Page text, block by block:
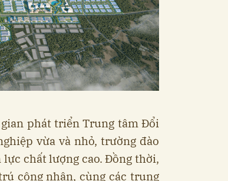
phát triển Trung tâm Đổi
vừa và nhỏ, trường đào
chất lượng cao. Đồng thời,
công nhân, cùng các trung